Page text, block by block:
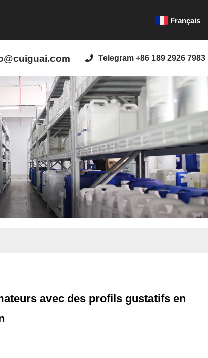
Français
Telegram +86 189 2926 7983
avec des profils gustatifs en